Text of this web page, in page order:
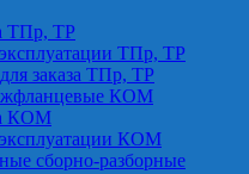
ТПр, ТР
ТПр, ТР
заказа ТПр, ТР
КОМ
КОМ
КОМ
сборно-разборные